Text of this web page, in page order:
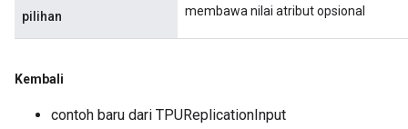
pilihan membawa nilai atribut opsional
Kembali
contoh baru dari TPUReplicationInput